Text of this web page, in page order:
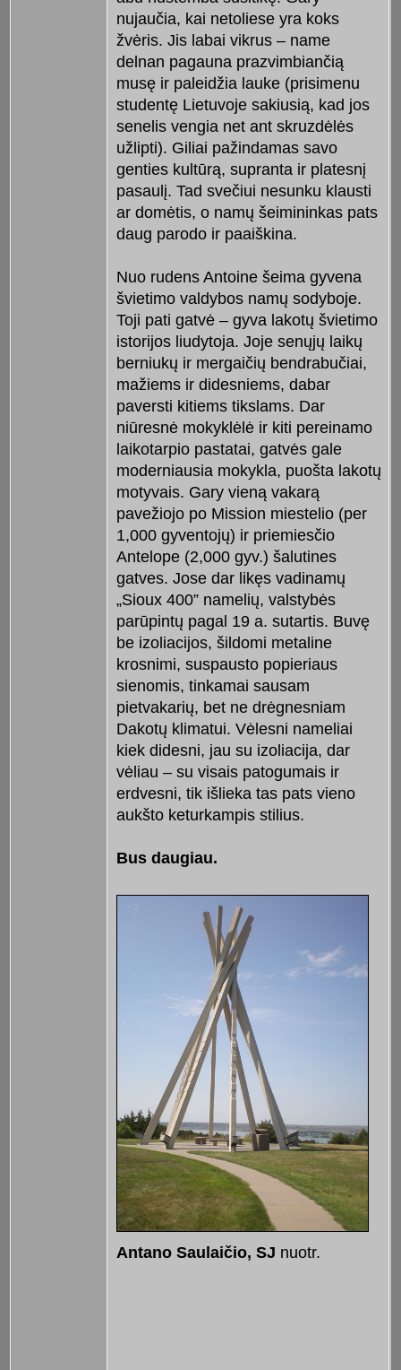
nujaučia, kai netoliese yra koks
žvėris. Jis labai vikrus – name
delnan pagauna prazvimbiančią
musę ir paleidžia lauke (prisimenu
studentę Lietuvoje sakiusią, kad jos
senelis vengia net ant skruzdėlės
užlipti). Giliai pažindamas savo
genties kultūrą, supranta ir platesnį
pasaulį. Tad svečiui nesunku klausti
ar domėtis, o namų šeimininkas pats
daug parodo ir paaiškina.
Nuo rudens Antoine šeima gyvena
švietimo valdybos namų sodyboje.
Toji pati gatvė – gyva lakotų švietimo
istorijos liudytoja. Joje senųjų laikų
berniukų ir mergaičių bendrabučiai,
mažiems ir didesniems, dabar
paversti kitiems tikslams. Dar
niūresnė mokyklėlė ir kiti pereinamo
laikotarpio pastatai, gatvės gale
moderniausia mokykla, puošta lakotų
motyvais. Gary vieną vakarą
pavežiojo po Mission miestelio (per
1,000 gyventojų) ir priemiesčio
Antelope (2,000 gyv.) šalutines
gatves. Jose dar likęs vadinamų
„Sioux 400” namelių, valstybės
parūpintų pagal 19 a. sutartis. Buvę
be izoliacijos, šildomi metaline
krosnimi, suspausto popieriaus
sienomis, tinkamai sausam
pietvakarių, bet ne drėgnesniam
Dakotų klimatui. Vėlesni nameliai
kiek didesni, jau su izoliacija, dar
vėliau – su visais patogumais ir
erdvesni, tik išlieka tas pats vieno
aukšto keturkampis stilius.
Bus daugiau.
Antano Saulaičio, SJ nuotr.